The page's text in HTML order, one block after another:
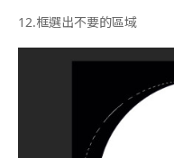
12.框選出不要的區域